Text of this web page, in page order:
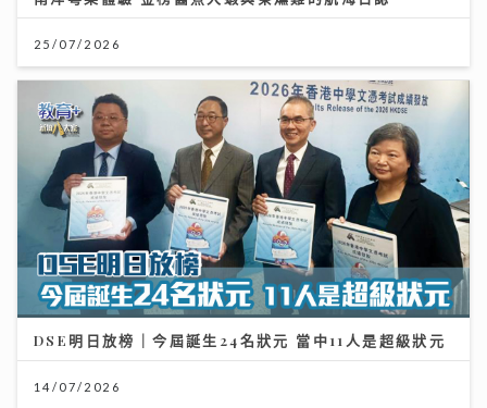
25/07/2026
DSE明日放榜｜今屆誕生24名狀元 當中11人是超級狀元
14/07/2026